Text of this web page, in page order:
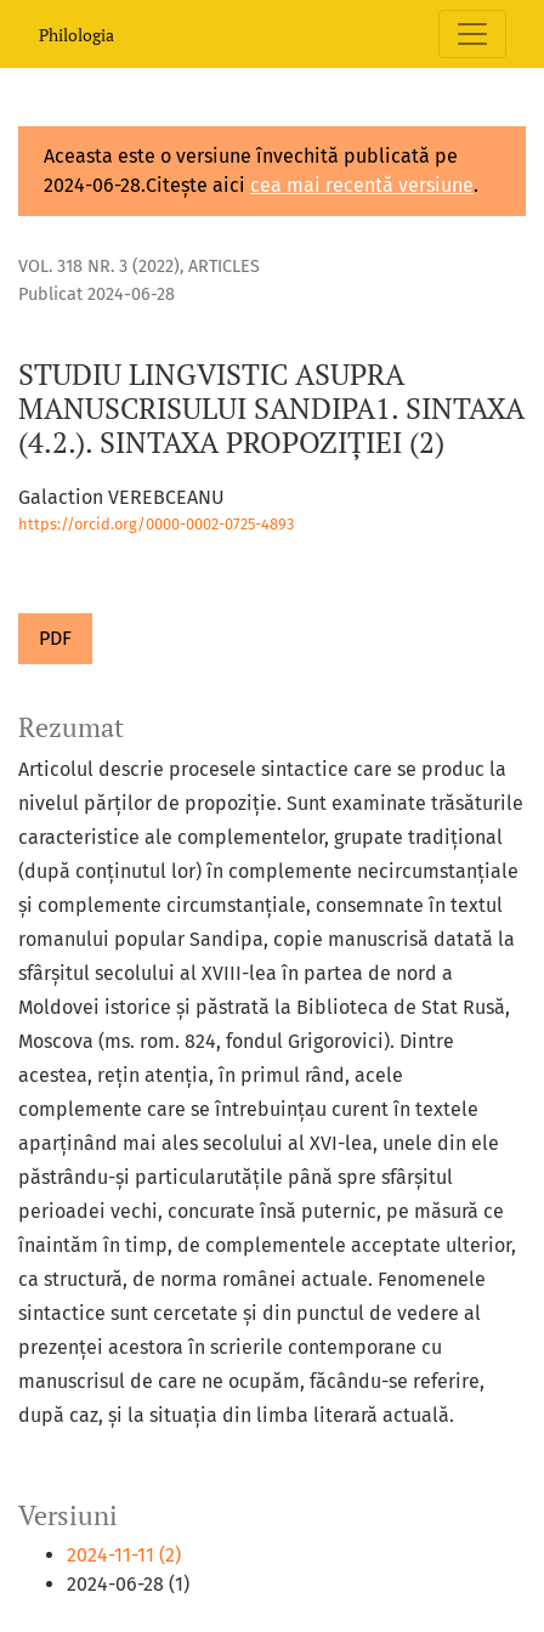
Studiu lingvistic asupra manuscrisului Sandipa. Sintaxa
Philologia
Aceasta este o versiune învechită publicată pe
2024-06-28.Citește aici cea mai recentă versiune.
VOL. 318 NR. 3 (2022), ARTICLES
STUDIU LINGVISTIC ASUPRA
MANUSCRISULUI SANDIPA1. SINTAXA
(4.2.). SINTAXA PROPOZIȚIEI (2)
Publicat 2024-06-28
Galaction VEREBCEANU
https://orcid.org/0000-0002-0725-4893
Versiuni
2024-11-11 (2)
2024-06-28 (1)
PDF
Rezumat
Articolul descrie procesele sintactice care se produc la
nivelul părților de propoziție. Sunt examinate trăsăturile
caracteristice ale complementelor, grupate tradițional
(după conținutul lor) în complemente necircumstanțiale
și complemente circumstanțiale, consemnate în textul
romanului popular Sandipa, copie manuscrisă datată la
sfârșitul secolului al XVIII-lea în partea de nord a
Moldovei istorice și păstrată la Biblioteca de Stat Rusă,
Moscova (ms. rom. 824, fondul Grigorovici). Dintre
acestea, rețin atenția, în primul rând, acele
complemente care se întrebuințau curent în textele
aparținând mai ales secolului al XVI-lea, unele din ele
păstrându-și particularutăţile până spre sfârșitul
perioadei vechi, concurate însă puternic, pe măsură ce
înaintăm în timp, de complementele acceptate ulterior,
ca structură, de norma românei actuale. Fenomenele
sintactice sunt cercetate și din punctul de vedere al
prezenței acestora în scrierile contemporane cu
manuscrisul de care ne ocupăm, făcându-se referire,
după caz, și la situația din limba literară actuală.